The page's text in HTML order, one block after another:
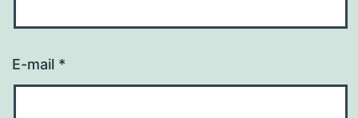
E-mail *